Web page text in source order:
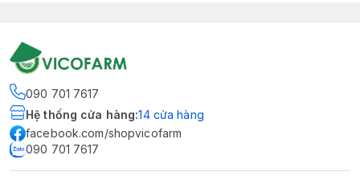
090 701 7617
Hệ thống cửa hàng:14 cửa hàng
facebook.com/shopvicofarm
090 701 7617